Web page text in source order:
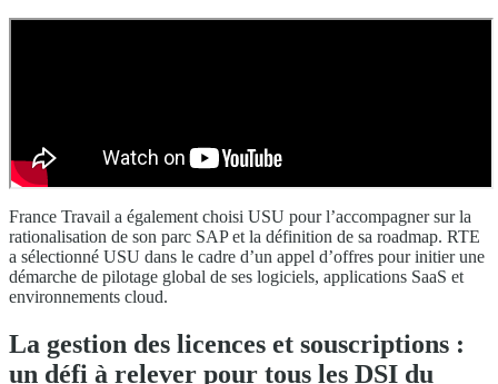
France Travail a également choisi USU pour l’accompagner sur la
rationalisation de son parc SAP et la définition de sa roadmap. RTE
a sélectionné USU dans le cadre d’un appel d’offres pour initier une
démarche de pilotage global de ses logiciels, applications SaaS et
environnements cloud.
La gestion des licences et souscriptions :
un défi à relever pour tous les DSI du